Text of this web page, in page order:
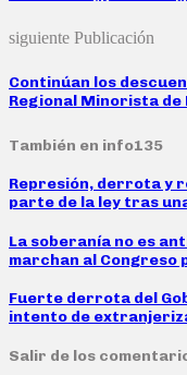
siguiente Publicación
Continúan los
Regional Minorista de
También en info135
Represión, derrota y
parte de la ley tras
La soberanía no es
marchan al
Fuerte derrota del
intento de
Salir de los